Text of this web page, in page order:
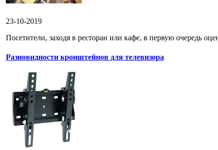
23-10-2019
Посетители, заходя в ресторан или кафе, в первую очередь
Разновидности кронштейнов для телевизора